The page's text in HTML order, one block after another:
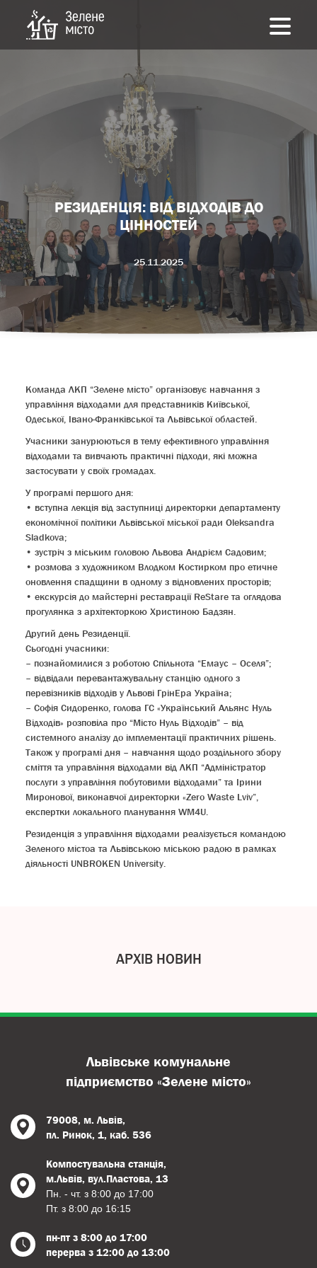
РЕЗИДЕНЦІЯ: ВІД ВІДХОДІВ ДО
ЦІННОСТЕЙ
25.11.2025
Команда ЛКП “Зелене місто” організовує навчання з
управління відходами для представників Київської,
Одеської, Івано-Франківської та Львівської областей.
Учасники занурюються в тему ефективного управління
відходами та вивчають практичні підходи, які можна
застосувати у своїх громадах.
У програмі першого дня:
• вступна лекція від заступниці директорки департаменту
економічної політики Львівської міської ради Oleksandra
Sladkova;
• зустріч з міським головою Львова Андрієм Садовим;
• розмова з художником Влодком Костирком про етичне
оновлення спадщини в одному з відновлених просторів;
• екскурсія до майстерні реставрації ReStare та оглядова
прогулянка з архітекторкою Христиною Бадзян.
Другий день Резиденції.
Сьогодні учасники:
– познайомилися з роботою Спільнота “Емаус – Оселя”;
– відвідали перевантажувальну станцію одного з
перевізників відходів у Львові ГрінЕра Україна;
– Софія Сидоренко, голова ГС «Український Альянс Нуль
Відходів» розповіла про “Місто Нуль Відходів” – від
системного аналізу до імплементації практичних рішень.
Також у програмі дня – навчання щодо роздільного збору
сміття та управління відходами від ЛКП “Адміністратор
послуги з управління побутовими відходами” та Ірини
Миронової, виконавчої директорки «Zero Waste Lviv”,
експертки локального планування WM4U.
Резиденція з управління відходами реалізується командою
Зеленого містоа та Львівською міською радою в рамках
діяльності UNBROKEN University.
АРХІВ НОВИН
Львівське комунальне
підприємство «Зелене місто»
79008, м. Львів,
пл. Ринок, 1, каб. 536
Компостувальна станція,
м.Львів, вул.Пластова, 13
Пн. - чт. з 8:00 до 17:00
Пт. з 8:00 до 16:15
пн-пт з 8:00 до 17:00
перерва з 12:00 до 13:00